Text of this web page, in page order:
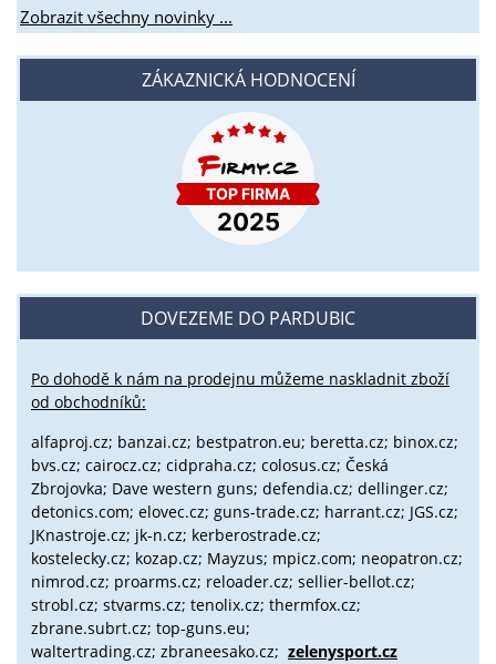
Zobrazit všechny novinky ...
ZÁKAZNICKÁ HODNOCENÍ
DOVEZEME DO PARDUBIC
Po dohodě k nám na prodejnu můžeme naskladnit zboží
od obchodníků:
alfaproj.cz; banzai.cz; bestpatron.eu; beretta.cz; binox.cz;
bvs.cz; cairocz.cz; cidpraha.cz; colosus.cz; Česká
Zbrojovka; Dave western guns; defendia.cz; dellinger.cz;
detonics.com; elovec.cz; guns-trade.cz; harrant.cz; JGS.cz;
JKnastroje.cz; jk-n.cz; kerberostrade.cz;
kostelecky.cz; kozap.cz; Mayzus; mpicz.com; neopatron.cz;
nimrod.cz; proarms.cz; reloader.cz; sellier-bellot.cz;
strobl.cz; stvarms.cz; tenolix.cz; thermfox.cz;
zbrane.subrt.cz; top-guns.eu;
waltertrading.cz; zbraneesako.cz; zelenysport.cz